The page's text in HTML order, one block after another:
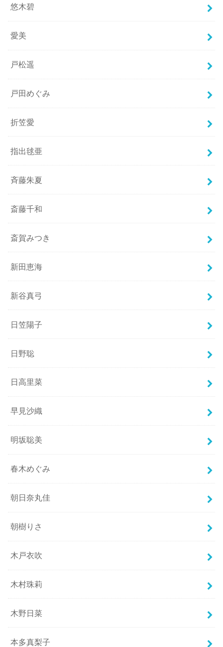
悠木碧
愛美
戸松遥
戸田めぐみ
折笠愛
指出毬亜
斉藤朱夏
斎藤千和
斎賀みつき
新田恵海
新谷真弓
日笠陽子
日野聡
日高里菜
早見沙織
明坂聡美
春木めぐみ
朝日奈丸佳
朝樹りさ
木戸衣吹
木村珠莉
木野日菜
本多真梨子